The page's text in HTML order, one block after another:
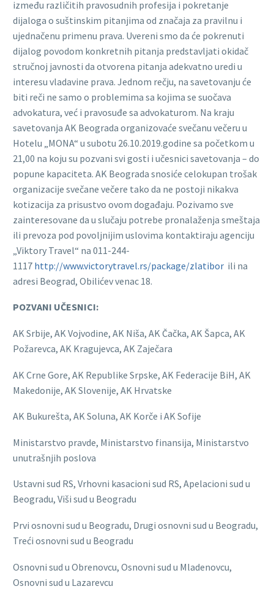
između različitih pravosudnih profesija i pokretanje
dijaloga o suštinskim pitanjima od značaja za pravilnu i
ujednačenu primenu prava. Uvereni smo da će pokrenuti
dijalog povodom konkretnih pitanja predstavljati okidač
stručnoj javnosti da otvorena pitanja adekvatno uredi u
interesu vladavine prava. Jednom rečju, na savetovanju će
biti reči ne samo o problemima sa kojima se suočava
advokatura, već i pravosuđe sa advokaturom. Na kraju
savetovanja AK Beograda organizovaće svečanu večeru u
Hotelu „MONA“ u subotu 26.10.2019.godine sa početkom u
21,00 na koju su pozvani svi gosti i učesnici savetovanja – do
popune kapaciteta. AK Beograda snosiće celokupan trošak
organizacije svečane večere tako da ne postoji nikakva
kotizacija za prisustvo ovom događaju. Pozivamo sve
zainteresovane da u slučaju potrebe pronalaženja smeštaja
ili prevoza pod povoljnijim uslovima kontaktiraju agenciju
„Viktory Travel“ na 011-244-
1117 http://www.victorytravel.rs/package/zlatibor ili na
adresi Beograd, Obilićev venac 18.
POZVANI UČESNICI:
AK Srbije, AK Vojvodine, AK Niša, AK Čačka, AK Šapca, AK
Požarevca, AK Kragujevca, AK Zaječara
AK Crne Gore, AK Republike Srpske, AK Federacije BiH, AK
Makedonije, AK Slovenije, AK Hrvatske
AK Bukurešta, AK Soluna, AK Korče i AK Sofije
Ministarstvo pravde, Ministarstvo finansija, Ministarstvo
unutrašnjih poslova
Ustavni sud RS, Vrhovni kasacioni sud RS, Apelacioni sud u
Beogradu, Viši sud u Beogradu
Prvi osnovni sud u Beogradu, Drugi osnovni sud u Beogradu,
Treći osnovni sud u Beogradu
Osnovni sud u Obrenovcu, Osnovni sud u Mladenovcu,
Osnovni sud u Lazarevcu